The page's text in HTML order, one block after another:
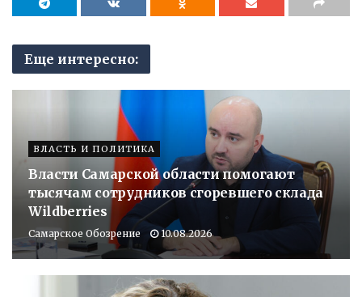
Еще интересно:
ВЛАСТЬ И ПОЛИТИКА
Власти Самарской области помогают
тысячам сотрудников сгоревшего склада
Wildberries
Самарское Обозрение 10.08.2026